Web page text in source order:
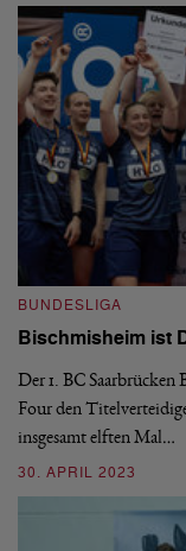
BUNDESLIGA
Bischmisheim ist
Der 1. BC Saarbrücken
Four den
insgesamt elften Mal…
30. APRIL 2023